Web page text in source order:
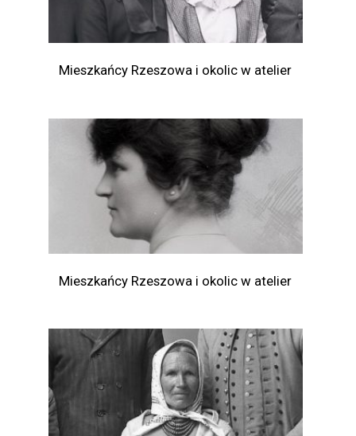
Mieszkańcy Rzeszowa i okolic w atelier
Mieszkańcy Rzeszowa i okolic w atelier